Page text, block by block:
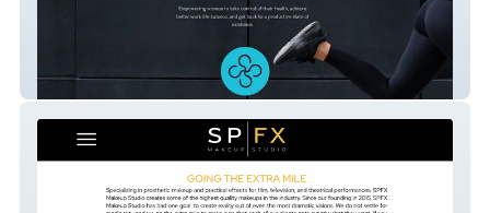
Sperry Wellness